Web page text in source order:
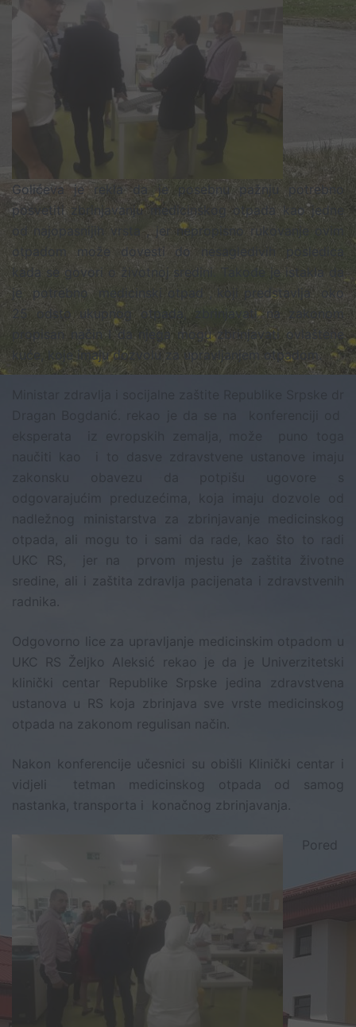
Golićeva je rekla da je posebnu pažnju potrebno
posvetiti zbrinjavanju medicinskog otpada kao jedne
od najopasnijih vrsta , jer nepropisno rukovanje ovim
otpadom može dovesti do nesagledivih posledica
kada se govori o životnoj sredini. Takođe je istakla da
je potrebno medicinski otpad , koji predstavlja oko
25 odsto ukupnog otpada, zbrinjavati na zakonom
propisan način I da njega mogu zbrinjavati ovlaštene
kuće, koje imaju dozvolu za upravljanjem otpadom.
UKC RS, jer na prvom mjestu je zaštita životne
sredine, ali i zaštita zdravlja pacijenata i zdravstvenih
radnika.
Odgovorno lice za upravljanje medicinskim otpadom u
UKC RS Željko Aleksić rekao je da je Univerzitetski
klinički centar Republike Srpske jedina zdravstvena
ustanova u RS koja zbrinjava sve vrste medicinskog
otpada na zakonom regulisan način.
Nakon konferencije učesnici su obišli Klinički centar i
vidjeli tetman medicinskog otpada od samog
nastanka, transporta i konačnog zbrinjavanja.
Pored